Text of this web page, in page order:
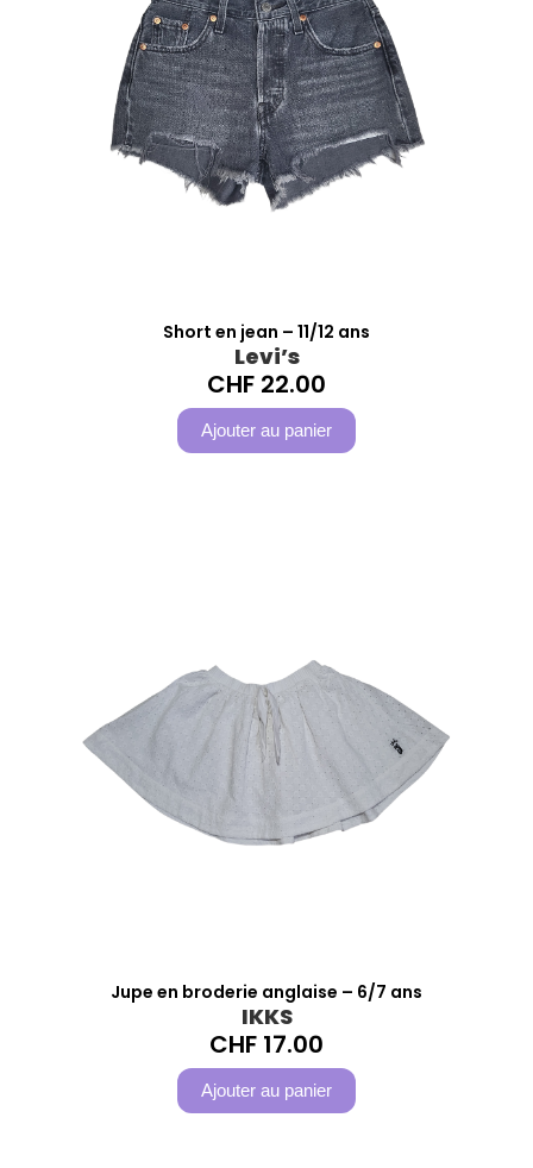
Short en jean – 11/12 ans
Levi’s
CHF 22.00
Ajouter au panier
Jupe en broderie anglaise – 6/7 ans
IKKS
CHF 17.00
Ajouter au panier